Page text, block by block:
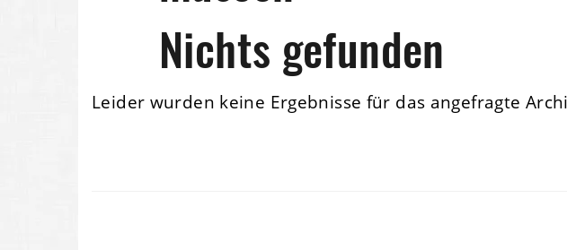
Nichts gefunden
Leider wurden keine Ergebnisse für das angefragte